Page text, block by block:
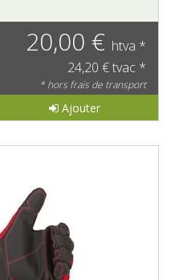
20,00 € htva *
24,20 € tvac *
* hors frais de transport
Ajouter